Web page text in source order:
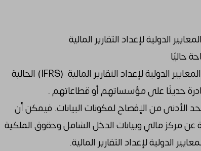
الدولية لإعداد التقارير المالية
شرح آخر التحديثات على المعايير الدولية لإعداد التقارير المالية (IFRS) الحالية
حديثًا على مؤسساتهم أو قطاعاتهم .
الأدنى من الإفصاح لمكونات البيانات. فيمكن أن
عن مركز مالي وبيانات الدخل الشامل وحقوق الملكية
الدولية لإعداد التقارير المالية.